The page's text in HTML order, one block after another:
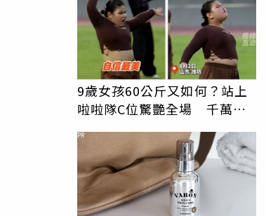
9歲女孩60公斤又如何？站上
啦啦隊C位驚艷全場 千萬網
PR